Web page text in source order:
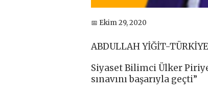
📅 Ekim 29, 2020
ABDULLAH YİĞİT-TÜRKİYE
Siyaset Bilimci Ülker
sınavını başarıyla geçti”